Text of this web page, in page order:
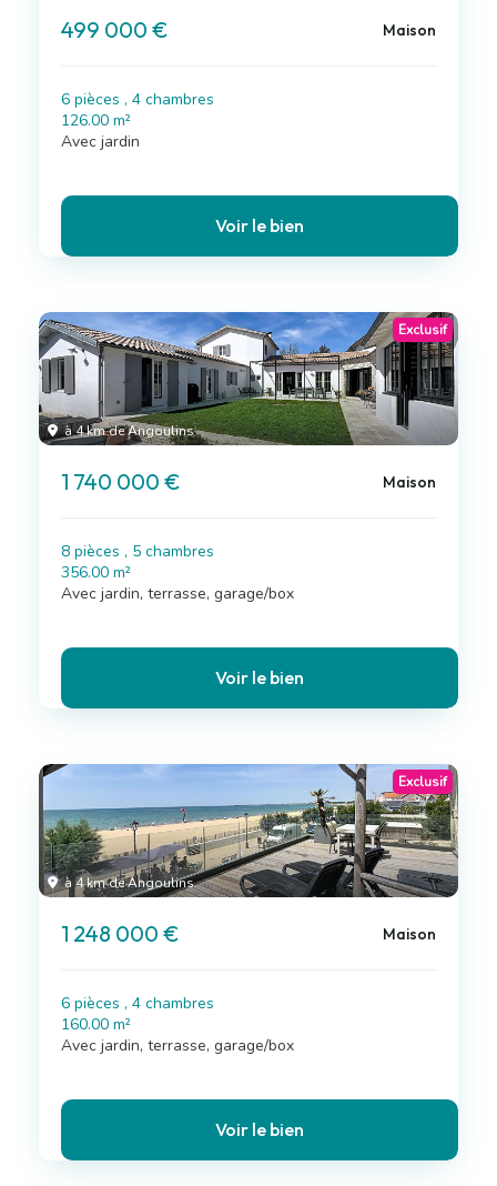
499 000 € Maison
6 pièces , 4 chambres
126.00 m²
Avec jardin
Voir le bien
à 4 km de Angoulins
Exclusif
1 740 000 € Maison
8 pièces , 5 chambres
356.00 m²
Avec jardin, terrasse, garage/box
Voir le bien
à 4 km de Angoulins
Exclusif
1 248 000 € Maison
6 pièces , 4 chambres
160.00 m²
Avec jardin, terrasse, garage/box
Voir le bien